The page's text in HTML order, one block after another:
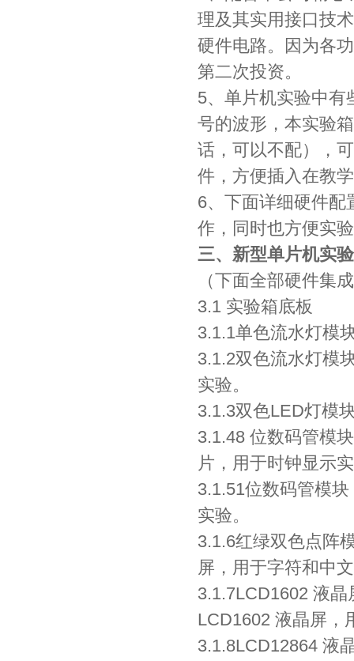
理及其实用接口技
硬件电路。因为各
第二次投资。
5、单片机实验中有
号的波形，本实验
话，可以不配），
件，方便插入在教
6、下面详细硬件配
作，同时也方便实
三、新型单片机实
（下面全部硬件集
3.1 实验箱底板
3.1.1单色流水灯模
3.1.2双色流水灯模
实验。
3.1.3双色LED灯模
3.1.48 位数码管模
片，用于时钟显示
3.1.51位数码管模
实验。
3.1.6红绿双色点阵
屏，用于字符和中
3.1.7LCD1602 液
LCD1602 液晶屏，
3.1.8LCD12864 液